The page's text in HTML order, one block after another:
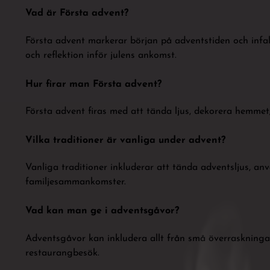
Vad är Första advent?
Första advent markerar början på adventstiden och
och reflektion inför julens ankomst.
Hur firar man Första advent?
Första advent firas med att tända ljus, dekorera
Vilka traditioner är vanliga under advent?
Vanliga traditioner inkluderar att tända adventsljus,
familjesammankomster.
Vad kan man ge i adventsgåvor?
Adventsgåvor kan inkludera allt från små
restaurangbesök.